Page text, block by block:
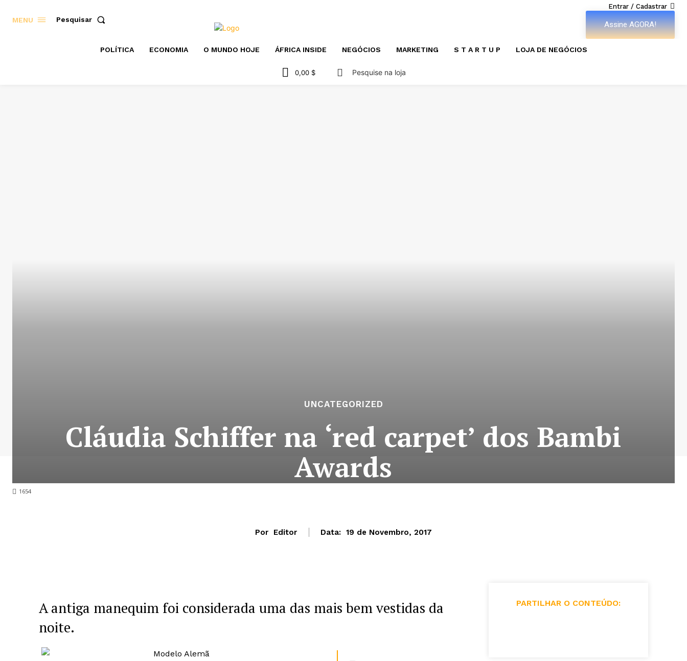
MENU Pesquisar
Entrar / Cadastrar
Assine AGORA!
POLÍTICA ECONOMIA O MUNDO HOJE ÁFRICA INSIDE NEGÓCIOS MARKETING S T A R T U P LOJA DE NEGÓCIOS
0,00 $ Pesquise na loja
1654
UNCATEGORIZED
Cláudia Schiffer na ‘red carpet’ dos Bambi
Awards
Por Editor Data: 19 de Novembro, 2017
A antiga manequim foi considerada uma das mais bem vestidas da
noite.
PARTILHAR O CONTEÚDO: